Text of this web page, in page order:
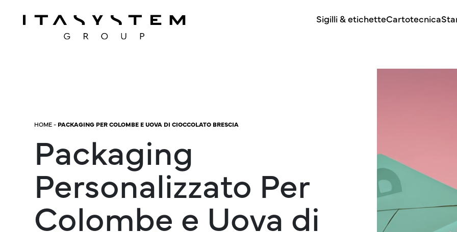
Sigilli & etichetteCartotecnica
HOME- PACKAGING PER COLOMBE E UOVA DI CIOCCOLATO BRESCIA
Packaging
Personalizzato Per
Colombe e Uova di